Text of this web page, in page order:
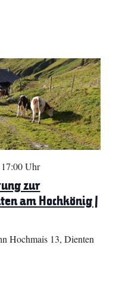
zur
am Hochkönig |
17:00 Uhr
Hochmais 13, Dienten